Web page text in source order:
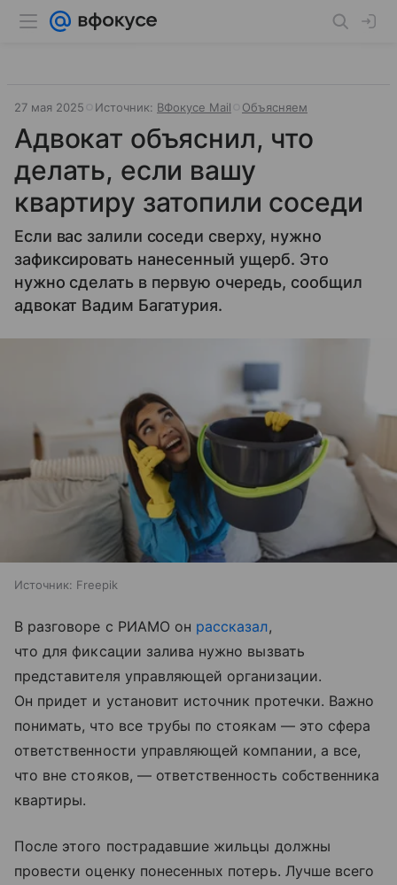
27 мая 2025 Источник: ВФокусе Mail Объясняем
Адвокат объяснил, что
делать, если вашу
квартиру затопили соседи
Если вас залили соседи сверху, нужно
зафиксировать нанесенный ущерб. Это
нужно сделать в первую очередь, сообщил
адвокат Вадим Багатурия.
Источник: Freepik
В разговоре с РИАМО он рассказал,
что для фиксации залива нужно вызвать
представителя управляющей организации.
Он придет и установит источник протечки. Важно
понимать, что все трубы по стоякам — это сфера
ответственности управляющей компании, а все,
что вне стояков, — ответственность собственника
квартиры.
После этого пострадавшие жильцы должны
провести оценку понесенных потерь. Лучше всего